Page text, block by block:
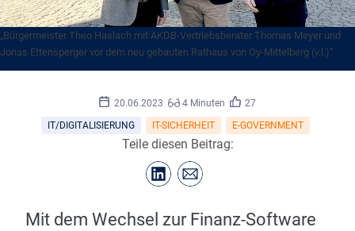
„Bürgermeister Theo Haslach mit AKDB-Vertriebsberater Thomas Meyer und
Jonas Ettensperger vor dem neu gebauten Rathaus von Oy-Mittelberg (v.l.)“
20.06.2023 4 Minuten
27
IT/DIGITALISIERUNG
IT-SICHERHEIT E-GOVERNMENT
Teile diesen Beitrag:
Mit dem Wechsel zur Finanz-Software